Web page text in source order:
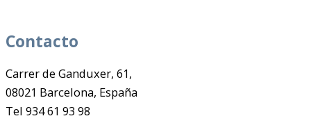
Contacto
Carrer de Ganduxer, 61,
08021 Barcelona, España
Tel 934 61 93 98